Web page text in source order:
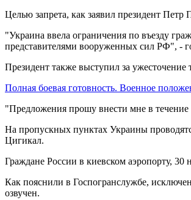
Целью запрета, как заявил президент
"Украина ввела ограничения по въезду
представителями вооруженных сил РФ", -
Президент также выступил за ужесточение
Полная боевая готовность. Военное
"Предложения прошу внести мне в течение
На пропускных пунктах Украины
Цигикал.
Граждане России в киевском аэропорту,
Как пояснили в Госпогранслужбе,
озвучен.